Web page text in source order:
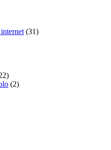
(31)
(2)